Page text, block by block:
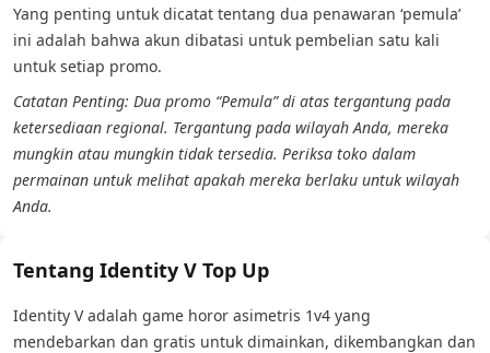
Yang penting untuk dicatat tentang dua penawaran ‘pemula’
ini adalah bahwa akun dibatasi untuk pembelian satu kali
untuk setiap promo.
Catatan Penting: Dua promo “Pemula” di atas tergantung pada
ketersediaan regional. Tergantung pada wilayah Anda, mereka
mungkin atau mungkin tidak tersedia. Periksa toko dalam
permainan untuk melihat apakah mereka berlaku untuk wilayah
Anda.
Tentang Identity V Top Up
Identity V adalah game horor asimetris 1v4 yang
mendebarkan dan gratis untuk dimainkan, dikembangkan dan